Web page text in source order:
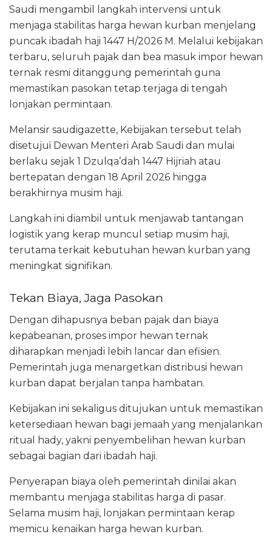
Saudi mengambil langkah intervensi untuk
menjaga stabilitas harga hewan kurban menjelang
puncak ibadah haji 1447 H/2026 M. Melalui kebijakan
terbaru, seluruh pajak dan bea masuk impor hewan
ternak resmi ditanggung pemerintah guna
memastikan pasokan tetap terjaga di tengah
lonjakan permintaan.
Melansir saudigazette, Kebijakan tersebut telah
disetujui Dewan Menteri Arab Saudi dan mulai
berlaku sejak 1 Dzulqa’dah 1447 Hijriah atau
bertepatan dengan 18 April 2026 hingga
berakhirnya musim haji.
Langkah ini diambil untuk menjawab tantangan
logistik yang kerap muncul setiap musim haji,
terutama terkait kebutuhan hewan kurban yang
meningkat signifikan.
Tekan Biaya, Jaga Pasokan
Dengan dihapusnya beban pajak dan biaya
kepabeanan, proses impor hewan ternak
diharapkan menjadi lebih lancar dan efisien.
Pemerintah juga menargetkan distribusi hewan
kurban dapat berjalan tanpa hambatan.
Kebijakan ini sekaligus ditujukan untuk memastikan
ketersediaan hewan bagi jemaah yang menjalankan
ritual hady, yakni penyembelihan hewan kurban
sebagai bagian dari ibadah haji.
Penyerapan biaya oleh pemerintah dinilai akan
membantu menjaga stabilitas harga di pasar.
Selama musim haji, lonjakan permintaan kerap
memicu kenaikan harga hewan kurban.